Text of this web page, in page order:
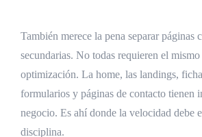
También merece la pena separar páginas
secundarias. No todas requieren el
optimización. La home, las landings,
formularios y páginas de contacto tienen
negocio. Es ahí donde la velocidad debe
disciplina.